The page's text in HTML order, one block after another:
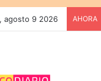
agosto 9 2026 AHORA